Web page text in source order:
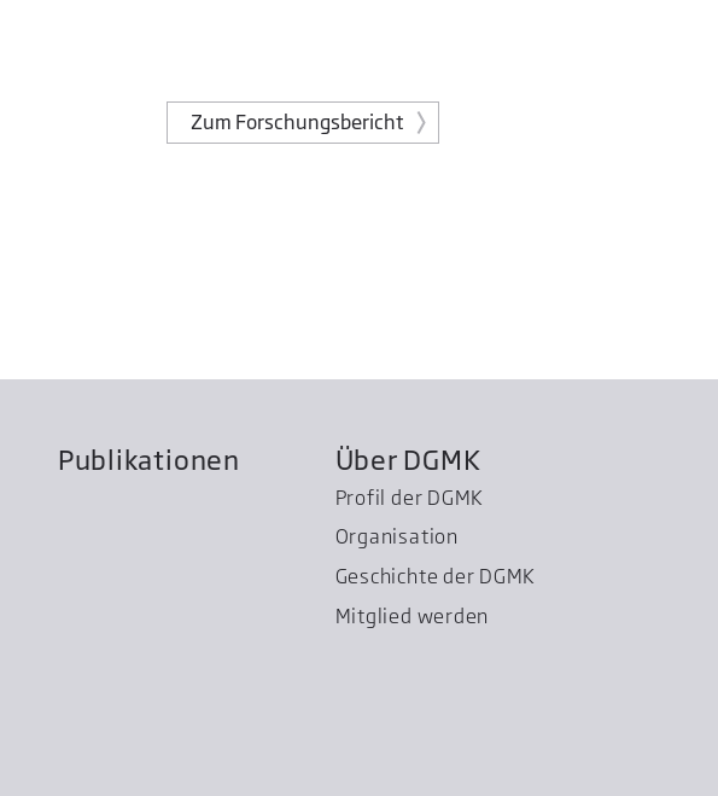
Zum Forschungsbericht
Publikationen Über DGMK
Profil der DGMK
Organisation
Geschichte der DGMK
Mitglied werden